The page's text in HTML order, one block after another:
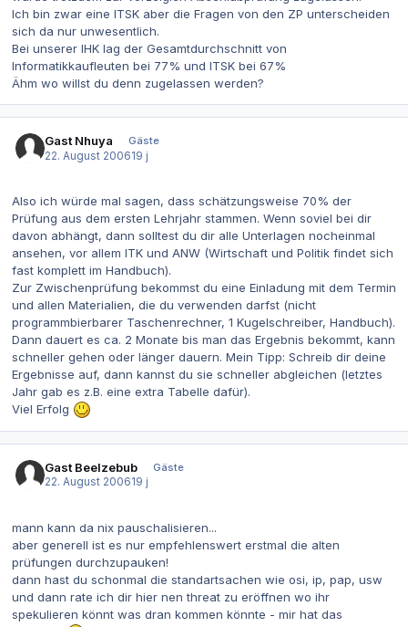
Ich bin zwar eine ITSK aber die Fragen von den ZP unterscheiden
sich da nur unwesentlich.
Bei unserer IHK lag der Gesamtdurchschnitt von
Informatikkaufleuten bei 77% und ITSK bei 67%
Ähm wo willst du denn zugelassen werden?
Gast Nhuya
Gäste
22. August 200619 j
Also ich würde mal sagen, dass schätzungsweise 70% der
Prüfung aus dem ersten Lehrjahr stammen. Wenn soviel bei dir
davon abhängt, dann solltest du dir alle Unterlagen nocheinmal
ansehen, vor allem ITK und ANW (Wirtschaft und Politik findet sich
fast komplett im Handbuch).
Zur Zwischenprüfung bekommst du eine Einladung mit dem Termin
und allen Materialien, die du verwenden darfst (nicht
programmbierbarer Taschenrechner, 1 Kugelschreiber, Handbuch).
Dann dauert es ca. 2 Monate bis man das Ergebnis bekommt, kann
schneller gehen oder länger dauern. Mein Tipp: Schreib dir deine
Ergebnisse auf, dann kannst du sie schneller abgleichen (letztes
Jahr gab es z.B. eine extra Tabelle dafür).
Viel Erfolg
Gast Beelzebub
Gäste
22. August 200619 j
mann kann da nix pauschalisieren...
aber generell ist es nur empfehlenswert erstmal die alten
prüfungen durchzupauken!
dann hast du schonmal die standartsachen wie osi, ip, pap, usw
und dann rate ich dir hier nen threat zu eröffnen wo ihr
spekulieren könnt was dran kommen könnte - mir hat das